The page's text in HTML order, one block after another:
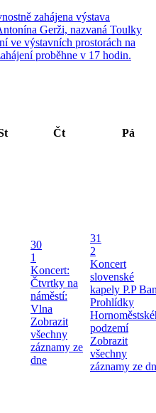
zahájena výstava
Gerži, nazvaná Toulky
ve výstavních prostorách na
proběhne v 17 hodin.
Čt Pá
30
1
Koncert:
Čtvrtky na
náměstí:
Vlna
Zobrazit
všechny
záznamy ze
dne
31
2
Koncert
slovenské
kapely P.P
Prohlídky
podzemí
Zobrazit
všechny
záznamy ze